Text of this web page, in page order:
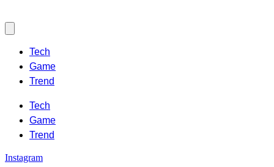
Tech
Game
Trend
Tech
Game
Trend
Instagram